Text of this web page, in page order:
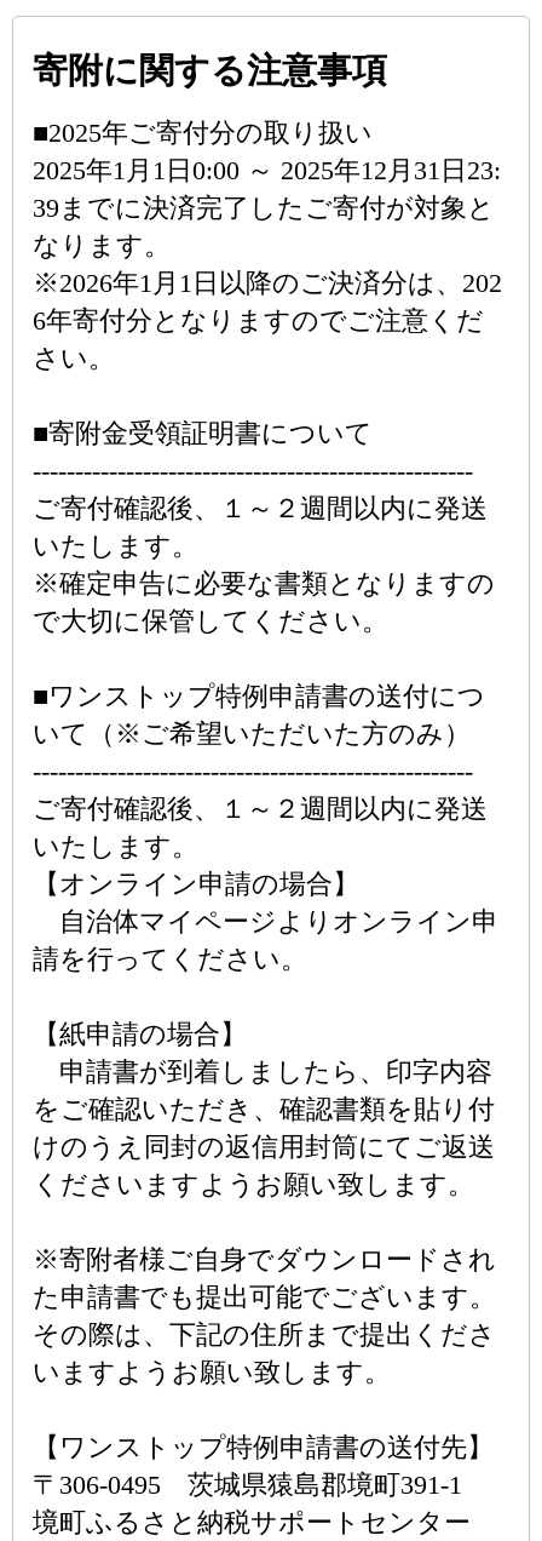
寄附に関する注意事項
■2025年ご寄付分の取り扱い
2025年1月1日0:00 ～ 2025年12月31日23:
39までに決済完了したご寄付が対象と
なります。
※2026年1月1日以降のご決済分は、202
6年寄付分となりますのでご注意くだ
さい。
■寄附金受領証明書について
----------------------------------------------------
ご寄付確認後、１～２週間以内に発送
いたします。
※確定申告に必要な書類となりますの
で大切に保管してください。
■ワンストップ特例申請書の送付につ
いて（※ご希望いただいた方のみ）
----------------------------------------------------
ご寄付確認後、１～２週間以内に発送
いたします。
【オンライン申請の場合】
自治体マイページよりオンライン申
請を行ってください。
【紙申請の場合】
申請書が到着しましたら、印字内容
をご確認いただき、確認書類を貼り付
けのうえ同封の返信用封筒にてご返送
くださいますようお願い致します。
※寄附者様ご自身でダウンロードされ
た申請書でも提出可能でございます。
その際は、下記の住所まで提出くださ
いますようお願い致します。
【ワンストップ特例申請書の送付先】
〒306-0495 茨城県猿島郡境町391-1
境町ふるさと納税サポートセンター